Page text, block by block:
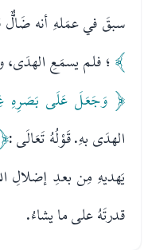
سبقَ في عمَلهِ أنه
﴾؛ فلم يسمَعِ الهدَى،
﴿ وَجَعَلَ عَلَى بَصَرِهِ
الهدَى بهِ. قَوْلُهُ تَعَالَى :
يَهديهِ مِن بعدِ إضلالِ
قدرتَهُ على ما يشاءُ.